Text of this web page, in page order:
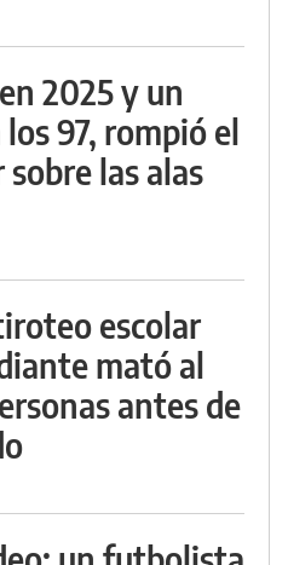
2025 y un
97, rompió el
las alas
escolar
mató al
antes de